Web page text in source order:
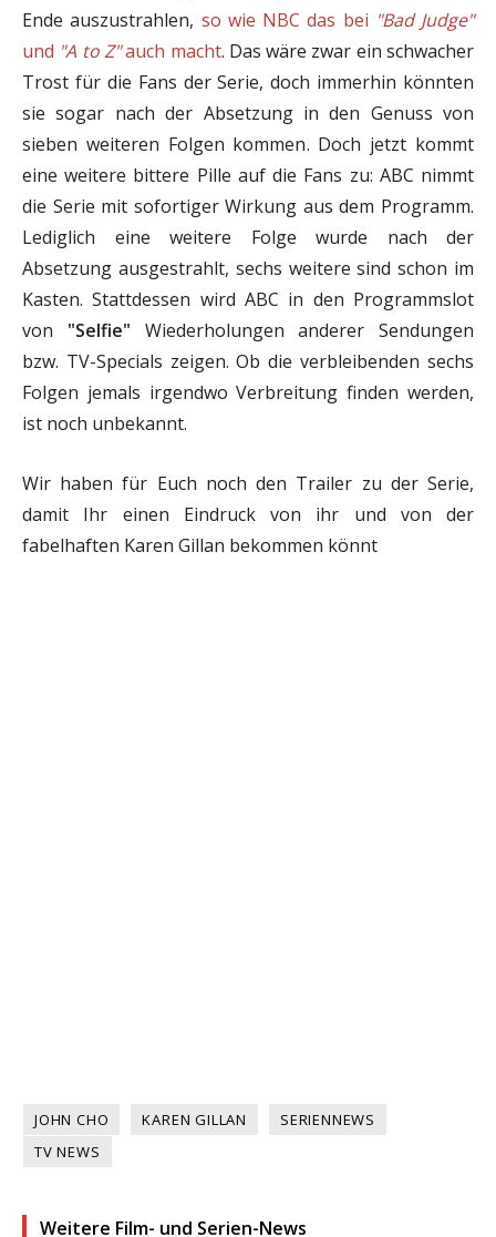
Ende auszustrahlen, so wie NBC das bei "Bad Judge"
und "A to Z"auch macht. Das wäre zwar ein schwacher
Trost für die Fans der Serie, doch immerhin könnten
sie sogar nach der Absetzung in den Genuss von
sieben weiteren Folgen kommen. Doch jetzt kommt
eine weitere bittere Pille auf die Fans zu: ABC nimmt
die Serie mit sofortiger Wirkung aus dem Programm.
Lediglich eine weitere Folge wurde nach der
Absetzung ausgestrahlt, sechs weitere sind schon im
Kasten. Stattdessen wird ABC in den Programmslot
von "Selfie" Wiederholungen anderer Sendungen
bzw. TV-Specials zeigen. Ob die verbleibenden sechs
Folgen jemals irgendwo Verbreitung finden werden,
ist noch unbekannt.
Wir haben für Euch noch den Trailer zu der Serie,
damit Ihr einen Eindruck von ihr und von der
fabelhaften Karen Gillan bekommen könnt
JOHN CHO KAREN GILLAN
SERIENNEWS
TV NEWS
Weitere Film- und Serien-News